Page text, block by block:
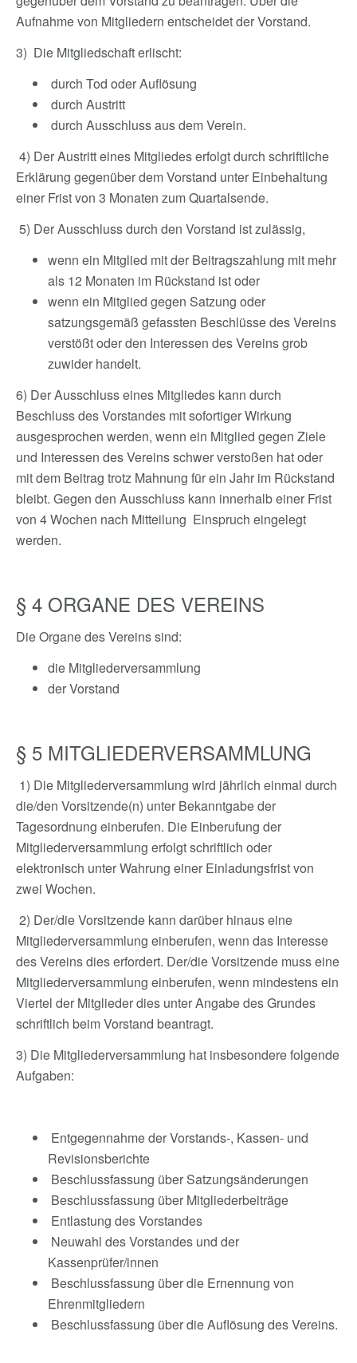
Aufnahme von Mitgliedern entscheidet der Vorstand.
3) Die Mitgliedschaft erlischt:
durch Tod oder Auflösung
durch Austritt
durch Ausschluss aus dem Verein.
4) Der Austritt eines Mitgliedes erfolgt durch schriftliche
Erklärung gegenüber dem Vorstand unter Einbehaltung
einer Frist von 3 Monaten zum Quartalsende.
5) Der Ausschluss durch den Vorstand ist zulässig,
wenn ein Mitglied mit der Beitragszahlung mit mehr
als 12 Monaten im Rückstand ist oder
wenn ein Mitglied gegen Satzung oder
satzungsgemäß gefassten Beschlüsse des Vereins
verstößt oder den Interessen des Vereins grob
zuwider handelt.
6) Der Ausschluss eines Mitgliedes kann durch
Beschluss des Vorstandes mit sofortiger Wirkung
ausgesprochen werden, wenn ein Mitglied gegen Ziele
und Interessen des Vereins schwer verstoßen hat oder
mit dem Beitrag trotz Mahnung für ein Jahr im Rückstand
bleibt. Gegen den Ausschluss kann innerhalb einer Frist
von 4 Wochen nach Mitteilung Einspruch eingelegt
werden.
§ 4 ORGANE DES VEREINS
Die Organe des Vereins sind:
die Mitgliederversammlung
der Vorstand
§ 5 MITGLIEDERVERSAMMLUNG
1) Die Mitgliederversammlung wird jährlich einmal durch
die/den Vorsitzende(n) unter Bekanntgabe der
Tagesordnung einberufen. Die Einberufung der
Mitgliederversammlung erfolgt schriftlich oder
elektronisch unter Wahrung einer Einladungsfrist von
zwei Wochen.
2) Der/die Vorsitzende kann darüber hinaus eine
Mitgliederversammlung einberufen, wenn das Interesse
des Vereins dies erfordert. Der/die Vorsitzende muss eine
Mitgliederversammlung einberufen, wenn mindestens ein
Viertel der Mitglieder dies unter Angabe des Grundes
schriftlich beim Vorstand beantragt.
3) Die Mitgliederversammlung hat insbesondere folgende
Aufgaben:
Entgegennahme der Vorstands-, Kassen- und
Revisionsberichte
Beschlussfassung über Satzungsänderungen
Beschlussfassung über Mitgliederbeiträge
Entlastung des Vorstandes
Neuwahl des Vorstandes und der
Kassenprüfer/innen
Beschlussfassung über die Ernennung von
Ehrenmitgliedern
Beschlussfassung über die Auflösung des Vereins.